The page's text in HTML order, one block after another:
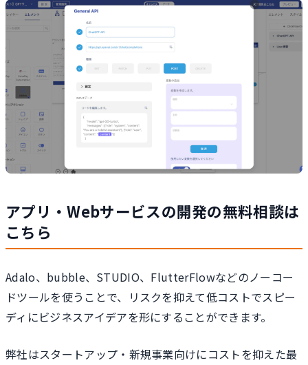
アプリ・Webサービスの開発の無料相談は
こちら
Adalo、bubble、STUDIO、FlutterFlowなどのノーコー
ドツールを使うことで、リスクを抑えて低コストでスピー
ディにビジネスアイデアを形にすることができます。
弊社はスタートアップ・新規事業向けにコストを抑えた最